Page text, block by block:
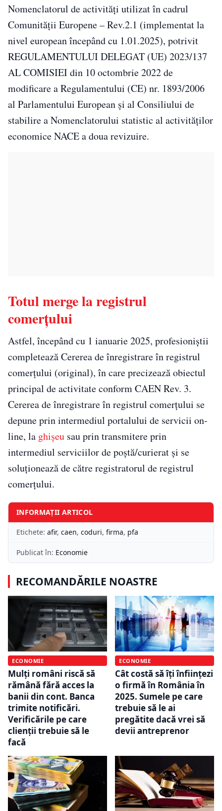
Nomenclatorul de activități utilizat în cadrul
Comunității Europene – Rev.2.1 (implementat la
nivel european începând cu 1.01.2025), potrivit
REGULAMENTULUI DELEGAT (UE) 2023/137
AL COMISIEI din 10 octombrie 2022 de
modificare a Regulamentului (CE) nr. 1893/2006
al Parlamentului European și al Consiliului de
stabilire a Nomenclatorului statistic al activităților
economice NACE a doua revizuire.
Totul merge la registrul
comerțului
Astfel, începând cu 1 ianuarie 2025, profesioniștii
completează Cererea de înregistrare în registrul
comerțului (original), în care precizează obiectul
principal de activitate conform CAEN Rev. 3.
Cererea de înregistrare în registrul comerțului se
depune prin intermediul portalului de servicii on-
line, la ghișeu sau prin transmitere prin
intermediul serviciilor de poştă/curierat și se
soluționează de către registratorul de registrul
comerțului.
INFORMAȚII ARTICOL
Etichete: afir, caen, coduri, firma, pfa
Publicat în: Economie
RECOMANDĂRILE NOASTRE
ECONOMIE
Mulți români riscă să
rămână fără acces la
banii din cont. Banca
trimite notificări.
Verificările pe care
clienții trebuie să le
facă
ECONOMIE
Cât costă să îți înființezi
o firmă în România în
2025. Sumele pe care
trebuie să le ai
pregătite dacă vrei să
devii antreprenor